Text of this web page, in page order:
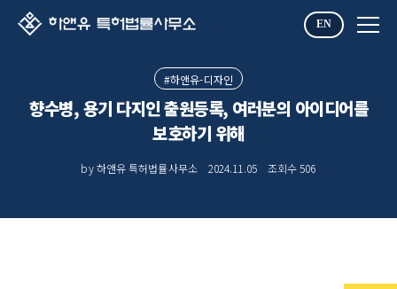
EN
#하앤유-디자인
향수병, 용기 다지인 출원등록, 여러분의 아이디어를
보호하기 위해
by 하앤유 특허법률사무소 2024.11.05 조회수506